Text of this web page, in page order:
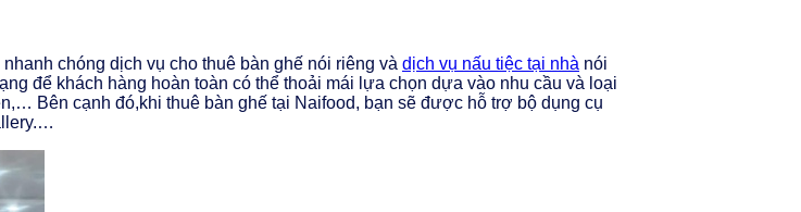
chóng dịch vụ cho thuê bàn ghế nói riêng và dịch vụ nấu tiệc tại nhà nói
để khách hàng hoàn toàn có thể thoải mái lựa chọn dựa vào nhu cầu và loại
Bên cạnh đó,khi thuê bàn ghế tại Naifood, bạn sẽ được hỗ trợ bộ dụng cụ